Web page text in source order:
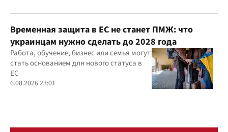
Временная защита в ЕС не станет ПМЖ: что
украинцам нужно сделать до 2028 года
Работа, обучение, бизнес или семья могут
стать основанием для нового статуса в
ЕС
6.08.2026 23:01